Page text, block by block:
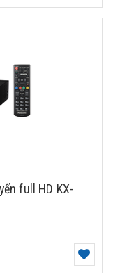
full HD KX-